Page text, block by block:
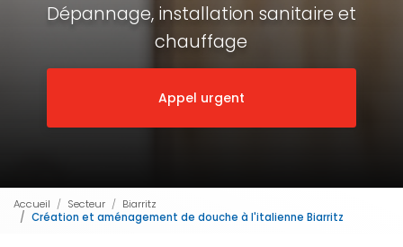
Dépannage, installation sanitaire et
chauffage
Appel urgent
Accueil Secteur
Biarritz
Création et aménagement de douche à l'italienne Biarritz